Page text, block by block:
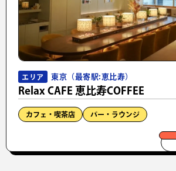
エリア 東京（最寄駅:恵比寿）
Relax CAFE 恵比寿COFFEE
カフェ・喫茶店 バー・ラウンジ